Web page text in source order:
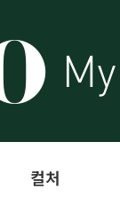
컬처